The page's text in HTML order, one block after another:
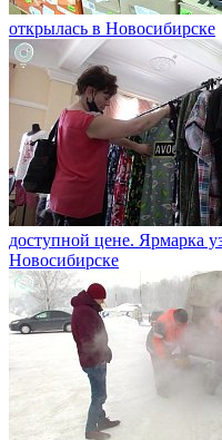
открылась в Новосибирске
доступной цене. Ярмарка
Новосибирске